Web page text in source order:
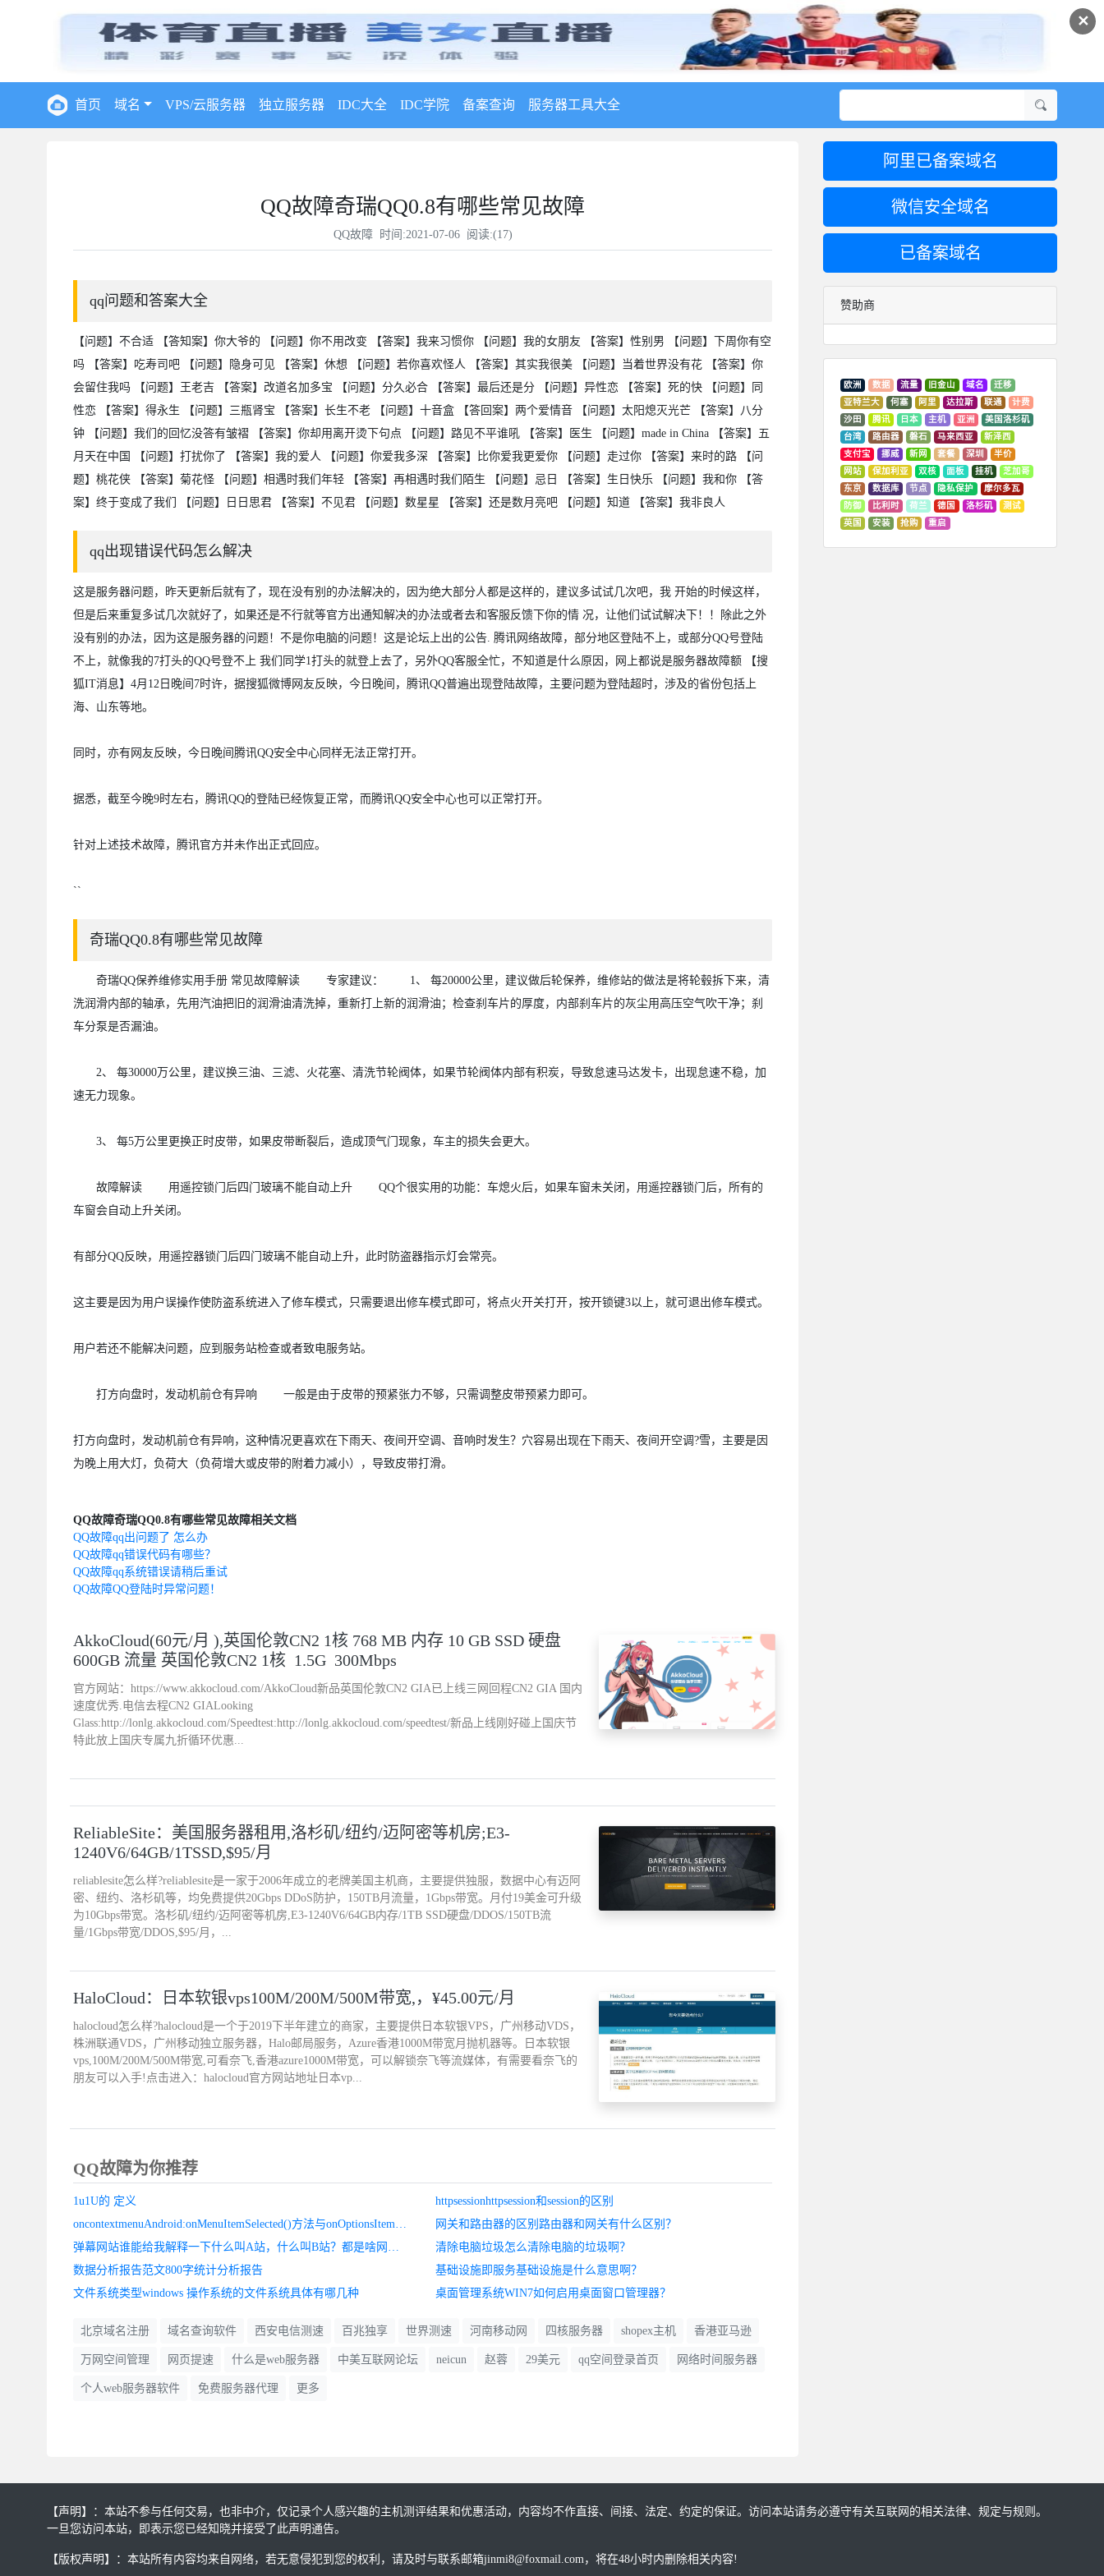
✕
首页 域名 VPS/云服务器 独立服务器 IDC大全 IDC学院 备案查询 服务器工具大全
QQ故障奇瑞QQ0.8有哪些常见故障
QQ故障时间:2021-07-06 阅读:(17)
qq问题和答案大全
【问题】不合适 【答知案】你大爷的 【问题】你不用改变 【答案】我来习惯你 【问题】我的女朋友 【答案】性别男 【问题】下周你有空
吗 【答案】吃寿司吧 【问题】隐身可见 【答案】休想 【问题】若你喜欢怪人 【答案】其实我很美 【问题】当着世界没有花 【答案】你
会留住我吗 【问题】王老吉 【答案】改道名加多宝 【问题】分久必合 【答案】最后还是分 【问题】异性恋 【答案】死的快 【问题】同
性恋 【答案】得永生 【问题】三瓶肾宝 【答案】长生不老 【问题】十音盒 【答回案】两个爱情音 【问题】太阳熄灭光芒 【答案】八分
钟 【问题】我们的回忆没答有皱褶 【答案】你却用离开烫下句点 【问题】路见不平谁吼 【答案】医生 【问题】made in China 【答案】五
月天在中国 【问题】打扰你了 【答案】我的爱人 【问题】你爱我多深 【答案】比你爱我更爱你 【问题】走过你 【答案】来时的路 【问
题】桃花侠 【答案】菊花怪 【问题】相遇时我们年轻 【答案】再相遇时我们陌生 【问题】忌日 【答案】生日快乐 【问题】我和你 【答
案】终于变成了我们 【问题】日日思君 【答案】不见君 【问题】数星星 【答案】还是数月亮吧 【问题】知道 【答案】我非良人
qq出现错误代码怎么解决
这是服务器问题，昨天更新后就有了，现在没有别的办法解决的，因为绝大部分人都是这样的，建议多试试几次吧，我 开始的时候这样，
但是后来重复多试几次就好了，如果还是不行就等官方出通知解决的办法或者去和客服反馈下你的情 况，让他们试试解决下！！除此之外
没有别的办法，因为这是服务器的问题！不是你电脑的问题！这是论坛上出的公告. 腾讯网络故障，部分地区登陆不上，或部分QQ号登陆
不上，就像我的7打头的QQ号登不上 我们同学1打头的就登上去了，另外QQ客服全忙，不知道是什么原因，网上都说是服务器故障额 【搜
狐IT消息】4月12日晚间7时许，据搜狐微博网友反映，今日晚间，腾讯QQ普遍出现登陆故障，主要问题为登陆超时，涉及的省份包括上
海、山东等地。
同时，亦有网友反映，今日晚间腾讯QQ安全中心同样无法正常打开。
据悉，截至今晚9时左右，腾讯QQ的登陆已经恢复正常，而腾讯QQ安全中心也可以正常打开。
针对上述技术故障，腾讯官方并未作出正式回应。
``
奇瑞QQ0.8有哪些常见故障
奇瑞QQ保养维修实用手册 常见故障解读 专家建议： 1、 每20000公里，建议做后轮保养，维修站的做法是将轮毂拆下来，清
洗润滑内部的轴承，先用汽油把旧的润滑油清洗掉，重新打上新的润滑油；检查刹车片的厚度，内部刹车片的灰尘用高压空气吹干净；刹
车分泵是否漏油。
2、 每30000万公里，建议换三油、三滤、火花塞、清洗节轮阀体，如果节轮阀体内部有积炭，导致怠速马达发卡，出现怠速不稳，加
速无力现象。
3、 每5万公里更换正时皮带，如果皮带断裂后，造成顶气门现象，车主的损失会更大。
故障解读 用遥控锁门后四门玻璃不能自动上升 QQ个很实用的功能：车熄火后，如果车窗未关闭，用遥控器锁门后，所有的
车窗会自动上升关闭。
有部分QQ反映，用遥控器锁门后四门玻璃不能自动上升，此时防盗器指示灯会常亮。
这主要是因为用户误操作使防盗系统进入了修车模式，只需要退出修车模式即可，将点火开关打开，按开锁键3以上，就可退出修车模式。
用户若还不能解决问题，应到服务站检查或者致电服务站。
打方向盘时，发动机前仓有异响 一般是由于皮带的预紧张力不够，只需调整皮带预紧力即可。
打方向盘时，发动机前仓有异响，这种情况更喜欢在下雨天、夜间开空调、音响时发生？穴容易出现在下雨天、夜间开空调?雪，主要是因
为晚上用大灯，负荷大（负荷增大或皮带的附着力减小），导致皮带打滑。
QQ故障奇瑞QQ0.8有哪些常见故障相关文档
QQ故障qq出问题了 怎么办
QQ故障qq错误代码有哪些？
QQ故障qq系统错误请稍后重试
QQ故障QQ登陆时异常问题！
AkkoCloud(60元/月 ),英国伦敦CN2 1核 768 MB 内存 10 GB SSD 硬盘
600GB 流量 英国伦敦CN2 1核 1.5G 300Mbps
官方网站：https://www.akkocloud.com/AkkoCloud新品英国伦敦CN2 GIA已上线三网回程CN2 GIA 国内
速度优秀.电信去程CN2 GIALooking
Glass:http://lonlg.akkocloud.com/Speedtest:http://lonlg.akkocloud.com/speedtest/新品上线刚好碰上国庆节
特此放上国庆专属九折循环优惠...
ReliableSite：美国服务器租用,洛杉矶/纽约/迈阿密等机房;E3-
1240V6/64GB/1TSSD,$95/月
reliablesite怎么样?reliablesite是一家于2006年成立的老牌美国主机商，主要提供独服，数据中心有迈阿
密、纽约、洛杉矶等，均免费提供20Gbps DDoS防护，150TB月流量，1Gbps带宽。月付19美金可升级
为10Gbps带宽。洛杉矶/纽约/迈阿密等机房,E3-1240V6/64GB内存/1TB SSD硬盘/DDOS/150TB流
量/1Gbps带宽/DDOS,$95/月，...
HaloCloud：日本软银vps100M/200M/500M带宽,，¥45.00元/月
halocloud怎么样?halocloud是一个于2019下半年建立的商家，主要提供日本软银VPS，广州移动VDS，
株洲联通VDS，广州移动独立服务器，Halo邮局服务，Azure香港1000M带宽月抛机器等。日本软银
vps,100M/200M/500M带宽,可看奈飞,香港azure1000M带宽，可以解锁奈飞等流媒体，有需要看奈飞的
朋友可以入手!点击进入：halocloud官方网站地址日本vp...
QQ故障为你推荐
1u1U的 定义
httpsessionhttpsession和session的区别
oncontextmenuAndroid:onMenuItemSelected()方法与onOptionsItemSelected(）方法有什么区别？
网关和路由器的区别路由器和网关有什么区别？
弹幕网站谁能给我解释一下什么叫A站，什么叫B站？都是啥网站？
清除电脑垃圾怎么清除电脑的垃圾啊？
数据分析报告范文800字统计分析报告
基础设施即服务基础设施是什么意思啊？
文件系统类型windows 操作系统的文件系统具体有哪几种
桌面管理系统WIN7如何启用桌面窗口管理器？
北京域名注册 域名查询软件 西安电信测速 百兆独享 世界测速 河南移动网 四核服务器 shopex主机 香港亚马逊
万网空间管理 网页提速 什么是web服务器 中美互联网论坛 neicun 赵蓉 29美元 qq空间登录首页 网络时间服务器
个人web服务器软件 免费服务器代理 更多
阿里已备案域名
微信安全域名
已备案域名
赞助商
欧洲 数据 流量 旧金山 域名
迁移
亚特兰大
何塞 阿里 达拉斯 联通
计费
沙田
腾讯 日本 主机 亚洲
美国洛杉矶
台湾
路由器 磐石 马来西亚
新泽西
支付宝
挪威 新网 套餐 深圳
半价
网站
保加利亚 双核 面板 挂机
芝加哥
东京
数据库 节点 隐私保护
摩尔多瓦
防御
比利时 荷兰 德国 洛杉矶
测试
英国
安装 抢购 重启
【声明】：本站不参与任何交易，也非中介，仅记录个人感兴趣的主机测评结果和优惠活动，内容均不作直接、间接、法定、约定的保证。访问本站请务必遵守有关互联网的相关法律、规定与规则。
一旦您访问本站，即表示您已经知晓并接受了此声明通告。
【版权声明】：本站所有内容均来自网络，若无意侵犯到您的权利，请及时与联系邮箱jinmi8@foxmail.com，将在48小时内删除相关内容!